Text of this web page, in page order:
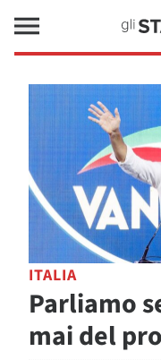
ITALIA
Parliamo
mai del